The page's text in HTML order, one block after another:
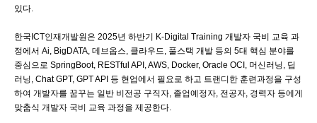
있다.
한국ICT인재개발원은 2025년 하반기 K-Digital Training 개발자 국비 교육 과
정에서 Ai, BigDATA, 데브옵스, 클라우드, 풀스택 개발 등의 5대 핵심 분야를
중심으로 SpringBoot, RESTful API, AWS, Docker, Oracle OCI, 머신러닝, 딥
러닝, Chat GPT, GPT API 등 현업에서 필요로 하고 트랜디한 훈련과정을 구성
하여 개발자를 꿈꾸는 일반 비전공 구직자, 졸업예정자, 전공자, 경력자 등에게
맞춤식 개발자 국비 교육 과정을 제공한다.